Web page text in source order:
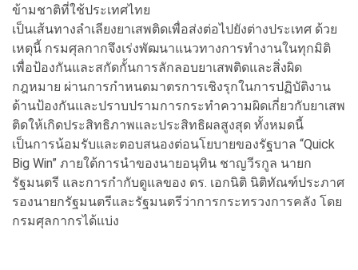
ข้ามชาติที่ใช้ประเทศไทย
เป็นเส้นทางลำเลียงยาเสพติดเพื่อส่งต่อไปยังต่างประเทศ ด้วย
เหตุนี้ กรมศุลกากจึงเร่งพัฒนาแนวทางการทำงานในทุกมิติ
เพื่อป้องกันและสกัดกั้นการลักลอบยาเสพติดและสิ่งผิด
กฎหมาย ผ่านการกำหนดมาตรการเชิงรุกในการปฏิบัติงาน
ด้านป้องกันและปราบปรามการกระทำความผิดเกี่ยวกับยาเสพ
ติดให้เกิดประสิทธิภาพและประสิทธิผลสูงสุด ทั้งหมดนี้
เป็นการน้อมรับและตอบสนองต่อนโยบายของรัฐบาล “Quick
Big Win” ภายใต้การนำของนายอนุทิน ชาญวีรกูล นายก
รัฐมนตรี และการกำกับดูแลของ ดร. เอกนิติ นิติทัณฑ์ประภาศ
รองนายกรัฐมนตรีและรัฐมนตรีว่าการกระทรวงการคลัง โดย
กรมศุลกากรได้แบ่ง